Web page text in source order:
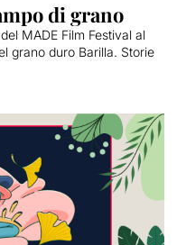
di grano
MADE Film Festival al
grano duro Barilla. Storie